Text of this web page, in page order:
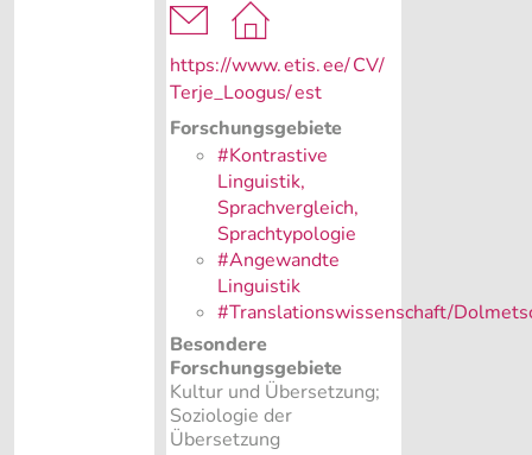
https://www.etis.ee/CV/
Terje_Loogus/est
Forschungsgebiete
#Kontrastive
Linguistik,
Sprachvergleich,
Sprachtypologie
#Angewandte
Linguistik
#Translationswissenschaft/
Besondere
Forschungsgebiete
Kultur und Übersetzung;
Soziologie der
Übersetzung